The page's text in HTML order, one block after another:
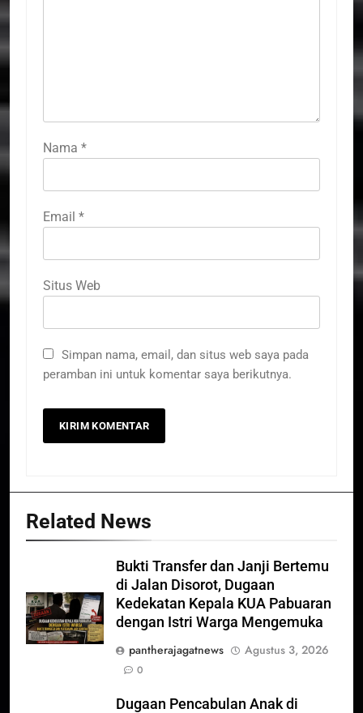
Nama *
Email *
Situs Web
Simpan nama, email, dan situs web saya pada
peramban ini untuk komentar saya berikutnya.
Related News
Bukti Transfer dan Janji Bertemu
di Jalan Disorot, Dugaan
Kedekatan Kepala KUA Pabuaran
dengan Istri Warga Mengemuka
pantherajagatnews
Agustus 3, 2026
0
Dugaan Pencabulan Anak di